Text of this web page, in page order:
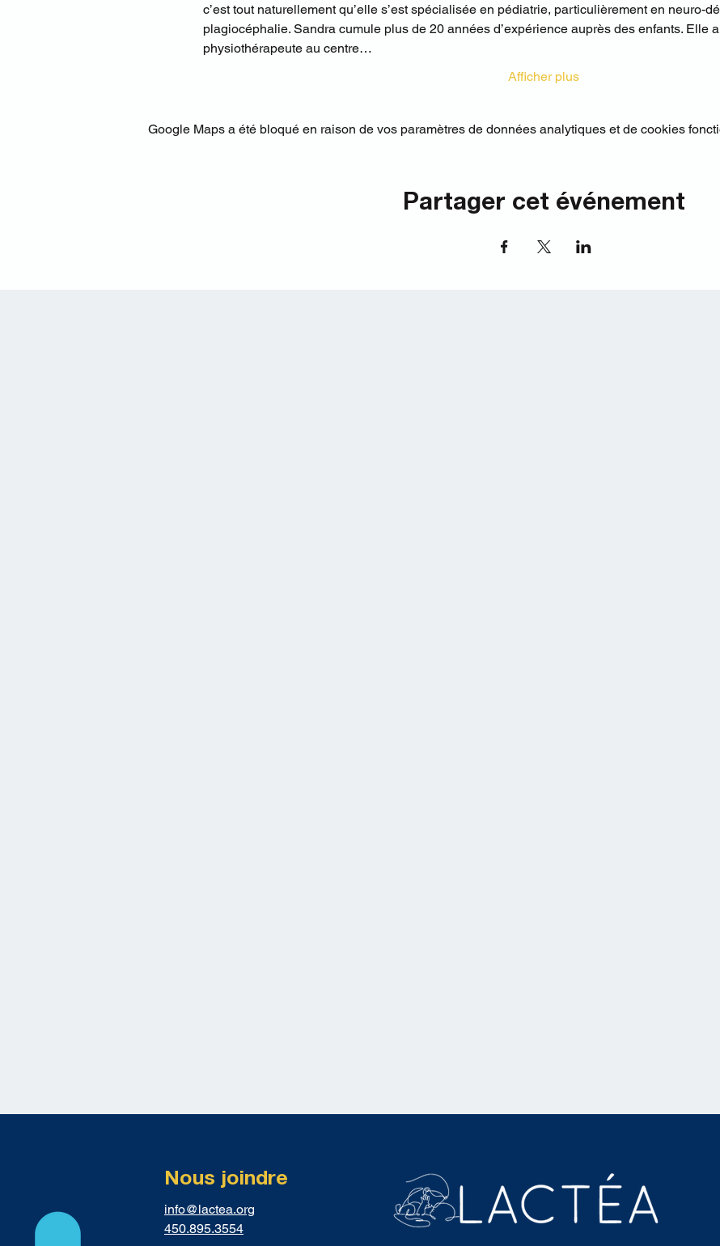
c’est tout naturellement qu’elle s’est spécialisée en pédiatrie, particulièrement en neuro-
plagiocéphalie. Sandra cumule plus de 20 années d’expérience auprès des enfants. Elle
physiothérapeute au centre…
Afficher plus
Google Maps a été bloqué en raison de vos paramètres de données analytiques et de cookies
Partager cet événement
Nous joindre
info@lactea.org
450.895.3554